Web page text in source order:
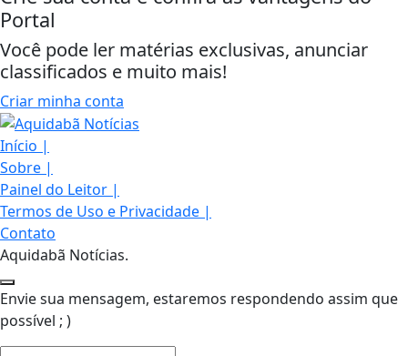
Portal
Você pode ler matérias exclusivas, anunciar
classificados e muito mais!
Criar minha conta
Início |
Sobre |
Painel do Leitor |
Termos de Uso e Privacidade |
Contato
Aquidabã Notícias.
Envie sua mensagem, estaremos respondendo assim que
possível ; )